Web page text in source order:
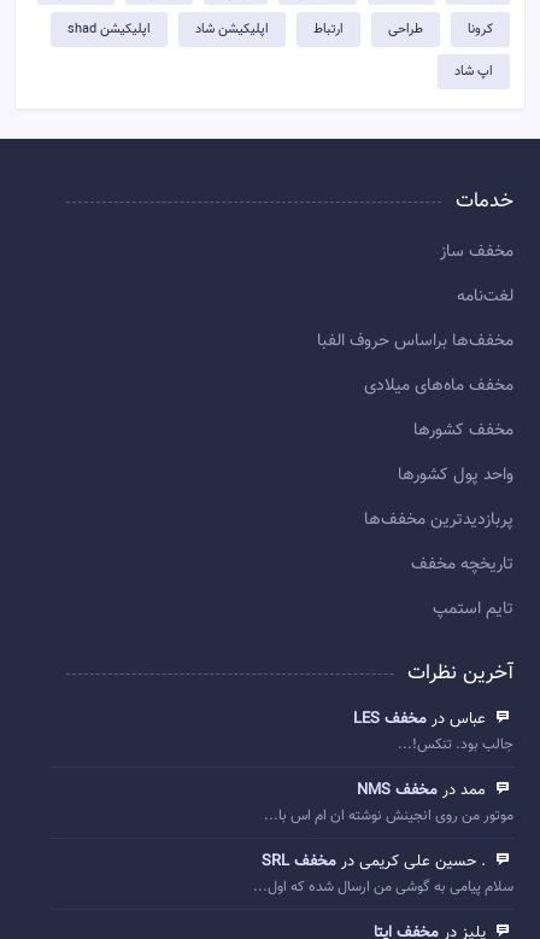
کرونا طراحی ارتباط اپلیکیشن شاد اپلیکیشن shad
اپ شاد
خدمات
مخفف ساز
لغت‌نامه
مخفف‌ها براساس حروف الفبا
مخفف ماه‌های میلادی
مخفف کشورها
واحد پول کشورها
پربازديدترين مخفف‌ها
تاريخچه مخفف
تایم استمپ
آخرین نظرات
عباس در مخفف LES
جالب بود. تنکس!...
ممد در مخفف NMS
موتور من روی انجینش نوشته ان ام اس با...
. حسین علی کریمی در مخفف SRL
سلام پیامی به گوشی من ارسال شده که اول...
پلیز در مخفف ایتا